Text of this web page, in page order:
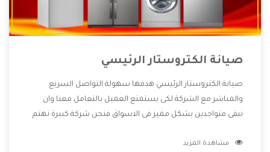
صيانة الكتروستار الرئيسي
صيانة الكتروستار الرئيسي هدفها سهولة التواصل السريع
والمباشر مع الشركة لكى يستمتع العميل بالتعامل معنا وان
نبقى متواجدين بشكل مميز فى الاسواق فنحن شركة كبيرة نهتم
الشركة بها والتى تكون منها خدمة الصيانة التى تكون من أهم
مشاهدة المزيد